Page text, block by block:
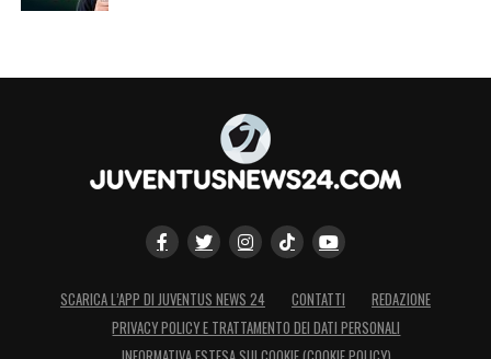
SCARICA L’APP DI JUVENTUS NEWS 24 CONTATTI
REDAZIONE
PRIVACY POLICY E TRATTAMENTO DEI DATI PERSONALI